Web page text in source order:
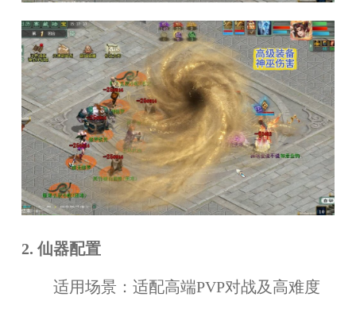
2. 仙器配置
适用场景：适配高端PVP对战及高难度